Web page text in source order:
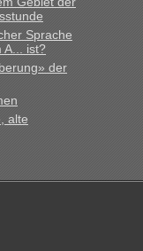
Sprache
A... ist?
der
alte